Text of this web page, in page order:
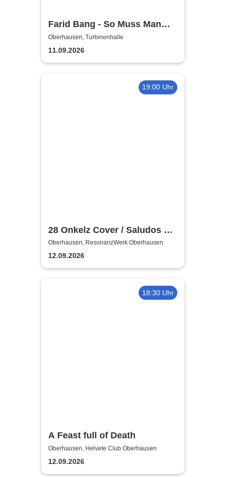
Farid Bang - So Muss Man
Gehen - Tour 2026
Oberhausen, Turbinenhalle
11.09.2026
19:00 Uhr
28 Onkelz Cover / Saludos Al
Tioz - Gezinkte Karten
Oberhausen, ResonanzWerk Oberhausen
12.09.2026
18:30 Uhr
A Feast full of Death
Oberhausen, Helvete Club Oberhausen
12.09.2026